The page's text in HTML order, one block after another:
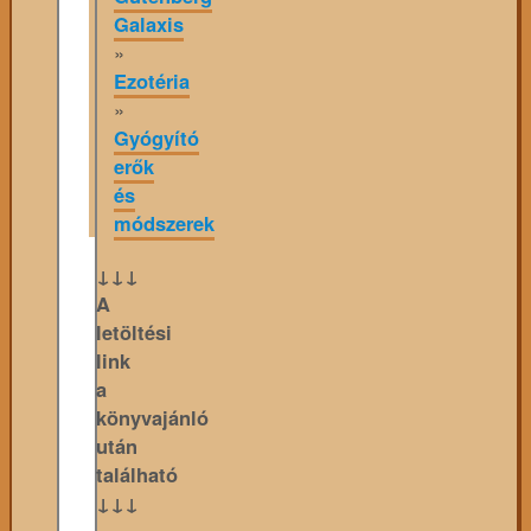
Galaxis
»
Ezotéria
»
Gyógyító
erők
és
módszerek
↓↓↓
A
letöltési
link
a
könyvajánló
után
található
↓↓↓